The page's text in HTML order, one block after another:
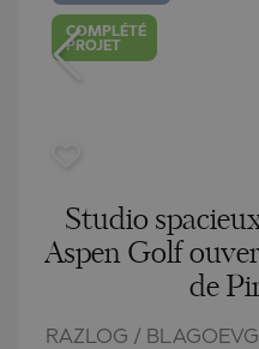
COMPLÉTÉ
PROJET
Studio
Aspen Golf
de
RAZLOG /